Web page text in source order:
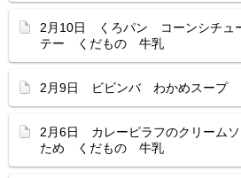
2月10日 くろパン コーンシチュ
テー くだもの 牛乳
2月9日 ビビンバ わかめスープ
2月6日 カレーピラフのクリーム
ため くだもの 牛乳